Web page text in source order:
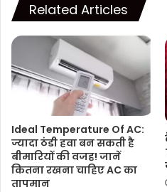
Related Articles
Ideal Temperature Of AC:
ज्यादा ठंडी हवा बन सकती है
बीमारियों की वजह! जानें
कितना रखना चाहिए AC का
तापमान